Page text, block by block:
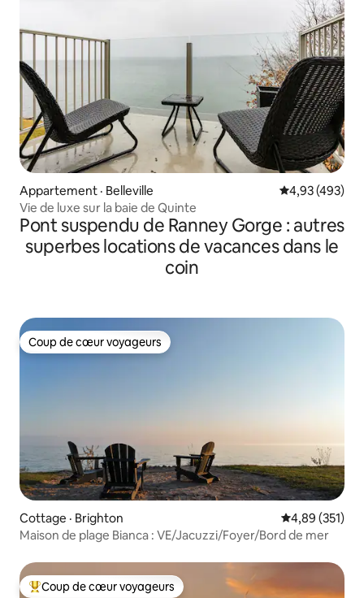
Appartement · Belleville Note
4,93 (493)
Vie de luxe sur la baie de Quinte
Pont suspendu de Ranney Gorge : autres
superbes locations de vacances dans le
coin
Coup de cœur voyageurs
Coup de cœur voyageurs
Cottage · Brighton Note
4,89 (351)
Maison de plage Bianca : VE/Jacuzzi/Foyer/Bord de mer
Coup de cœur voyageurs parmi les plus aimés
Coup de cœur voyageurs